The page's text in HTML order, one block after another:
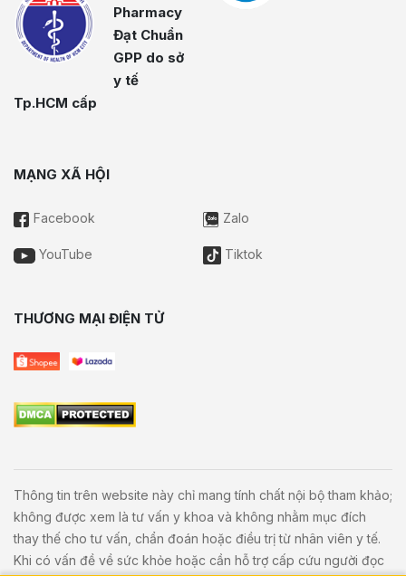
Pharmacy
Đạt Chuẩn
GPP do sở
y tế
Tp.HCM cấp
MẠNG XÃ HỘI
Facebook Zalo
YouTube Tiktok
THƯƠNG MẠI ĐIỆN TỬ
Thông tin trên website này chỉ mang tính chất nội bộ tham khảo;
không được xem là tư vấn y khoa và không nhằm mục đích
thay thế cho tư vấn, chẩn đoán hoặc điều trị từ nhân viên y tế.
Khi có vấn đề về sức khỏe hoặc cần hỗ trợ cấp cứu người đọc